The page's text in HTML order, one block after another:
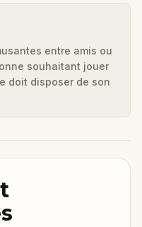
entre amis ou
souhaitant jouer
doit disposer de son